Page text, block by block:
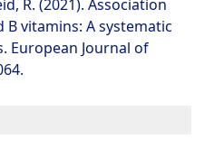
R. (2021). Association
vitamins: A systematic
European Journal of